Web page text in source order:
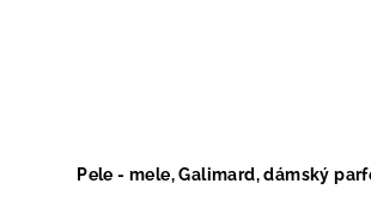
Pele - mele, Galimard, dámský